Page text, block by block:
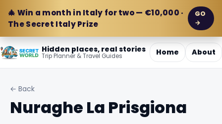
🎄 Win a month in Italy for two — €10,000 ·
The Secret Italy Prize
GO
→
Hidden places, real stories
Trip Planner & Travel Guides Home About
← Back
Nuraghe La Prisgiona